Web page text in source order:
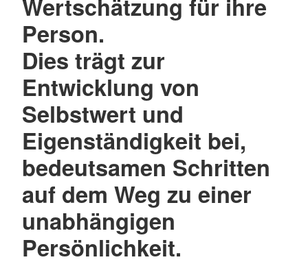
Person.
Dies trägt zur
Entwicklung von
Selbstwert und
Eigenständigkeit bei,
bedeutsamen Schritten
auf dem Weg zu einer
unabhängigen
Persönlichkeit.